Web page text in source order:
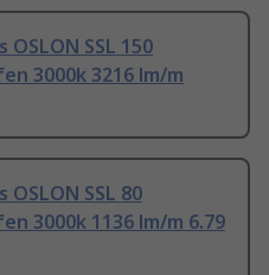
SSL 150
3000k 3216 lm/m
SSL 80
3000k 1136 lm/m 6.79